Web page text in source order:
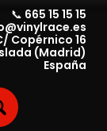
📞 665 15 15 15
Copérnico 16
(Madrid)
España